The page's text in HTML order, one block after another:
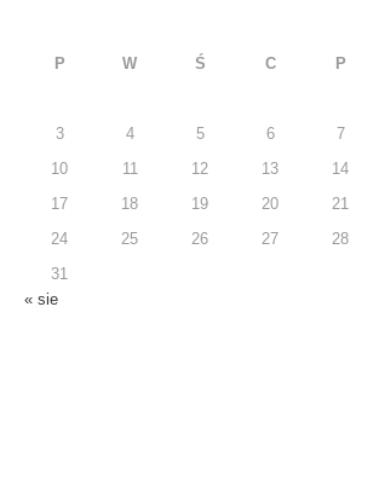
P W Ś C P
3 4 5 6 7
10 11 12 13 14
17 18 19 20 21
24 25 26 27 28
31
« sie